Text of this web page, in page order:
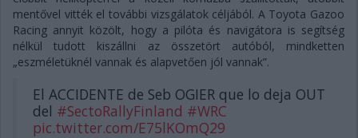
mentővel vitték el további vizsgálatok céljából. A Toyota Gazoo
Racing annyit közölt, hogy a pilóta és navigátora is segítség
nélkül tudott kiszállni az összetört autóból, mindketten
„eszméletüknél vannak és alapvetően jól vannak”.
El ACCIDENTE de Seb OGIER que lo deja OUT
del #SectoRallyFinland #WRC
pic.twitter.com/E75lKOmQ29